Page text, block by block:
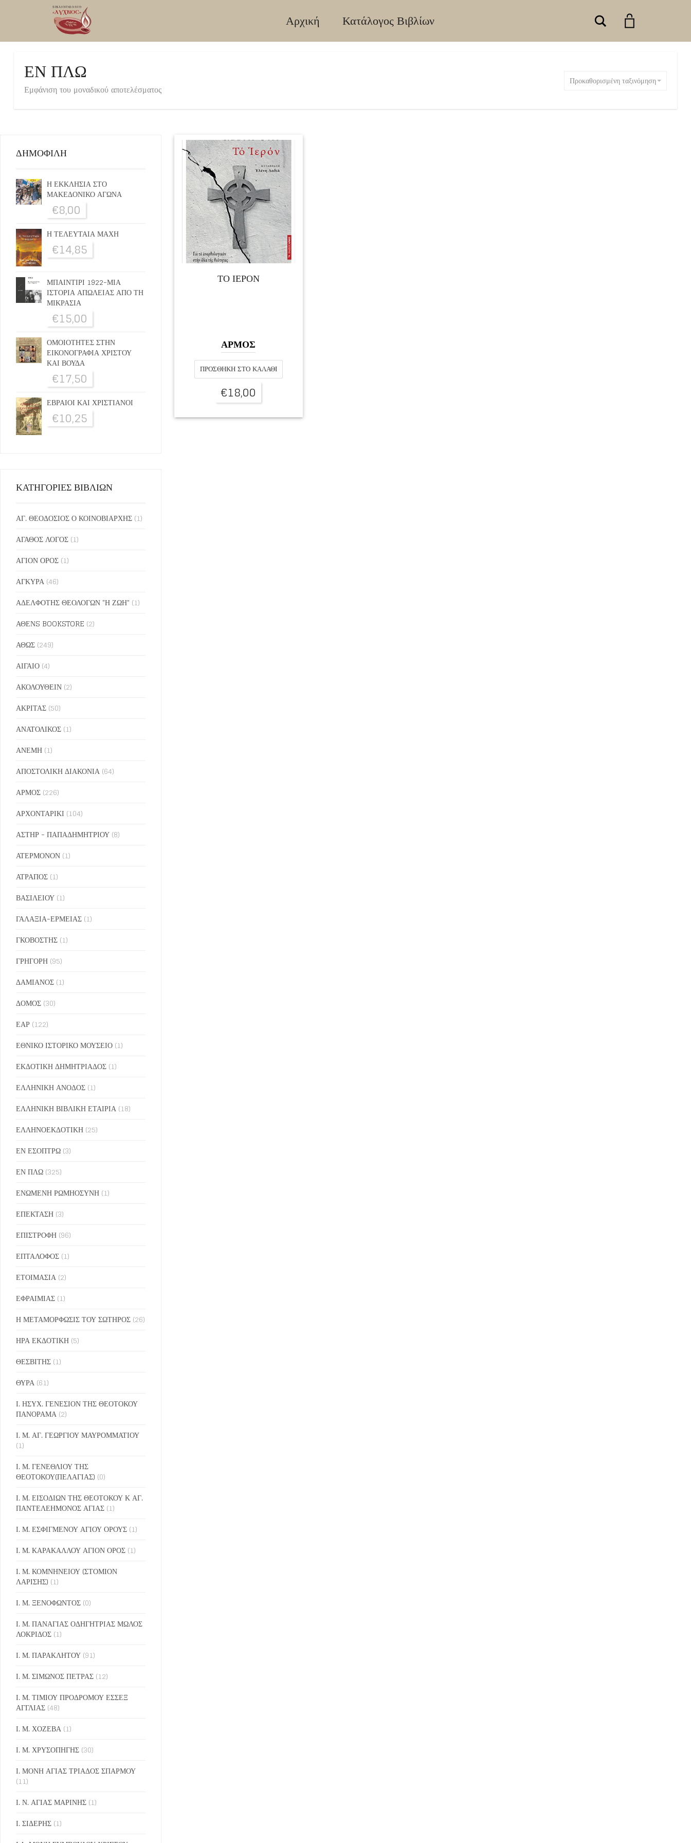
Αρχική Κατάλογος Βιβλίων Search
ΕΝ ΠΛΩ
Εμφάνιση του μοναδικού αποτελέσματος
Προκαθορισμένη ταξινόμηση
ΤΟ ΙΕΡΟΝ
ΑΡΜΟΣ
ΠΡΟΣΘΉΚΗ ΣΤΟ ΚΑΛΆΘΙ
€18,00
ΔΗΜΟΦΙΛΗ
Η ΕΚΚΛΗΣΙΑ ΣΤΟ
ΜΑΚΕΔΟΝΙΚΟ ΑΓΩΝΑ
€8,00
Η ΤΕΛΕΥΤΑΙΑ ΜΑΧΗ
€14,85
ΜΠΑΙΝΤΙΡΙ 1922-ΜΙΑ
ΙΣΤΟΡΙΑ ΑΠΩΛΕΙΑΣ ΑΠΟ ΤΗ
ΜΙΚΡΑΣΙΑ
€15,00
ΟΜΟΙΟΤΗΤΕΣ ΣΤΗΝ
ΕΙΚΟΝΟΓΡΑΦΙΑ ΧΡΙΣΤΟΥ
ΚΑΙ ΒΟΥΔΑ
€17,50
ΕΒΡΑΙΟΙ ΚΑΙ ΧΡΙΣΤΙΑΝΟΙ
€10,25
ΚΑΤΗΓΟΡΙΕΣ ΒΙΒΛΙΩΝ
ΑΓ. ΘΕΟΔΟΣΙΟΣ Ο ΚΟΙΝΟΒΙΑΡΧΗΣ (1)
ΑΓΑΘΟΣ ΛΟΓΟΣ (1)
ΑΓΙΟΝ ΟΡΟΣ (1)
ΑΓΚΥΡΑ (46)
ΑΔΕΛΦΟΤΗΣ ΘΕΟΛΟΓΩΝ "Η ΖΩΗ" (1)
ΑΘΕΝS BOOKSTORE (2)
ΑΘΩΣ (249)
ΑΙΓΑΙΟ (4)
ΑΚΟΛΟΥΘΕΙΝ (2)
ΑΚΡΙΤΑΣ (50)
ΑΝΑΤΟΛΙΚΟΣ (1)
ΑΝΕΜΗ (1)
ΑΠΟΣΤΟΛΙΚΗ ΔΙΑΚΟΝΙΑ (64)
ΑΡΜΟΣ (226)
ΑΡΧΟΝΤΑΡΙΚΙ (104)
ΑΣΤΗΡ - ΠΑΠΑΔΗΜΗΤΡΙΟΥ (8)
ΑΤΕΡΜΟΝΟΝ (1)
ΑΤΡΑΠΟΣ (1)
ΒΑΣΙΛΕΙΟΥ (1)
ΓΑΛΑΞΙΑ-ΕΡΜΕΙΑΣ (1)
ΓΚΟΒΟΣΤΗΣ (1)
ΓΡΗΓΟΡΗ (95)
ΔΑΜΙΑΝΟΣ (1)
ΔΟΜΟΣ (30)
ΕΑΡ (122)
ΕΘΝΙΚΟ ΙΣΤΟΡΙΚΟ ΜΟΥΣΕΙΟ (1)
ΕΚΔΟΤΙΚΗ ΔΗΜΗΤΡΙΑΔΟΣ (1)
ΕΛΛΗΝΙΚΗ ΑΝΟΔΟΣ (1)
ΕΛΛΗΝΙΚΗ ΒΙΒΛΙΚΗ ΕΤΑΙΡΙΑ (18)
ΕΛΛΗΝΟΕΚΔΟΤΙΚΗ (25)
ΕΝ ΕΣΟΠΤΡΩ (3)
ΕΝ ΠΛΩ (325)
ΕΝΩΜΕΝΗ ΡΩΜΗΟΣΥΝΗ (1)
ΕΠΕΚΤΑΣΗ (3)
ΕΠΙΣΤΡΟΦΗ (96)
ΕΠΤΑΛΟΦΟΣ (1)
ΕΤΟΙΜΑΣΙΑ (2)
ΕΦΡΑΙΜΙΑΣ (1)
Η ΜΕΤΑΜΟΡΦΩΣΙΣ ΤΟΥ ΣΩΤΗΡΟΣ (26)
ΗΡΑ ΕΚΔΟΤΙΚΗ (5)
ΘΕΣΒΙΤΗΣ (1)
ΘΥΡΑ (61)
Ι. ΗΣΥΧ. ΓΕΝΕΣΙΟΝ ΤΗΣ ΘΕΟΤΟΚΟΥ
ΠΑΝΟΡΑΜΑ (2)
Ι. Μ. ΑΓ. ΓΕΩΡΓΙΟΥ ΜΑΥΡΟΜΜΑΤΙΟΥ
(1)
Ι. Μ. ΓΕΝΕΘΛΙΟΥ ΤΗΣ
ΘΕΟΤΟΚΟΥ(ΠΕΛΑΓΙΑΣ) (0)
Ι. Μ. ΕΙΣΟΔΙΩΝ ΤΗΣ ΘΕΟΤΟΚΟΥ Κ ΑΓ.
ΠΑΝΤΕΛΕΗΜΟΝΟΣ ΑΓΙΑΣ (1)
Ι. Μ. ΕΣΦΙΓΜΕΝΟΥ ΑΓΙΟΥ ΟΡΟΥΣ (1)
Ι. Μ. ΚΑΡΑΚΑΛΛΟΥ ΑΓΙΟΝ ΟΡΟΣ (1)
Ι. Μ. ΚΟΜΝΗΝΕΙΟΥ (ΣΤΟΜΙΟΝ
ΛΑΡΙΣΗΣ) (1)
Ι. Μ. ΞΕΝΟΦΩΝΤΟΣ (0)
Ι. Μ. ΠΑΝΑΓΙΑΣ ΟΔΗΓΗΤΡΙΑΣ ΜΩΛΟΣ
ΛΟΚΡΙΔΟΣ (1)
Ι. Μ. ΠΑΡΑΚΛΗΤΟΥ (91)
Ι. Μ. ΣΙΜΩΝΟΣ ΠΕΤΡΑΣ (12)
Ι. Μ. ΤΙΜΙΟΥ ΠΡΟΔΡΟΜΟΥ ΕΣΣΕΞ
ΑΓΓΛΙΑΣ (48)
Ι. Μ. ΧΟΖΕΒΑ (1)
Ι. Μ. ΧΡΥΣΟΠΗΓΗΣ (30)
Ι. ΜΟΝΗ ΑΓΙΑΣ ΤΡΙΑΔΟΣ ΣΠΑΡΜΟΥ
(11)
Ι. Ν. ΑΓΙΑΣ ΜΑΡΙΝΗΣ (1)
Ι. ΣΙΔΕΡΗΣ (1)